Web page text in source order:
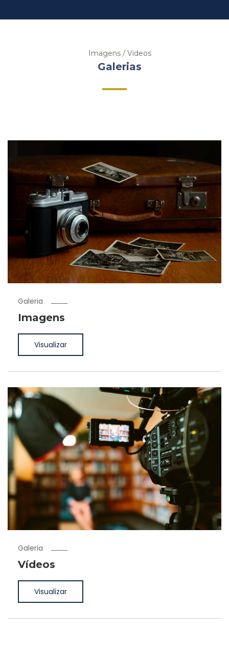
Imagens / Videos
Galerias
Galeria
Imagens
Visualizar
Galeria
Vídeos
Visualizar